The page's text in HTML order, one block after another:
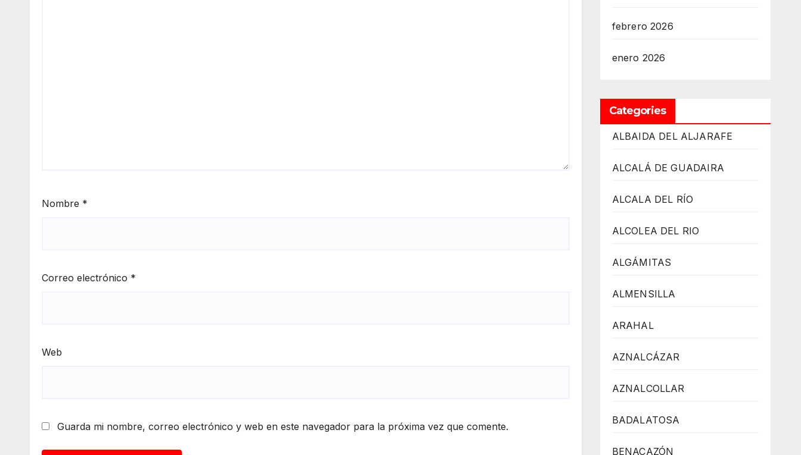
Nombre *
Correo electrónico *
Web
Guarda mi nombre, correo electrónico y web en este navegador para la próxima vez que comente.
febrero 2026
enero 2026
Categories
ALBAIDA DEL ALJARAFE
ALCALÁ DE GUADAIRA
ALCALA DEL RÍO
ALCOLEA DEL RIO
ALGÁMITAS
ALMENSILLA
ARAHAL
AZNALCÁZAR
AZNALCOLLAR
BADALATOSA
BENACAZÓN